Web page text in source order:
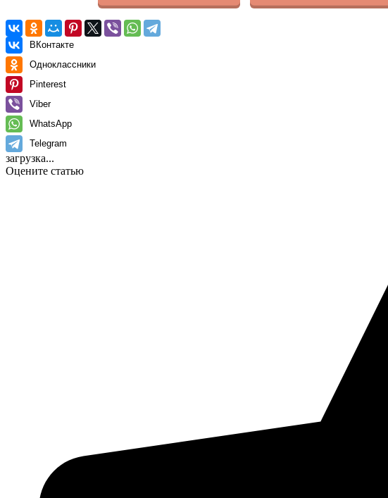
ВКонтакте
Одноклассники
Pinterest
Viber
WhatsApp
Telegram
загрузка...
Оцените статью